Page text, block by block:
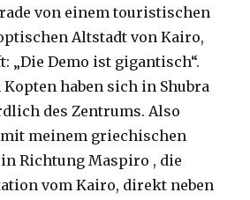
von einem touristischen
Altstadt von Kairo,
„Die Demo ist gigantisch“.
haben sich in Shubra
des Zentrums. Also
meinem griechischen
in Richtung Maspiro , die
vom Kairo, direkt neben